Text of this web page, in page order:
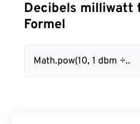
Decibels milliwatt
Formel
Math.pow(10, 1 dbm ÷..